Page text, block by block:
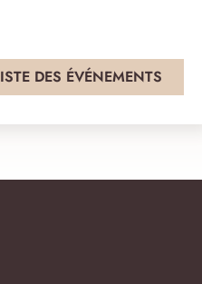
DES ÉVÉNEMENTS